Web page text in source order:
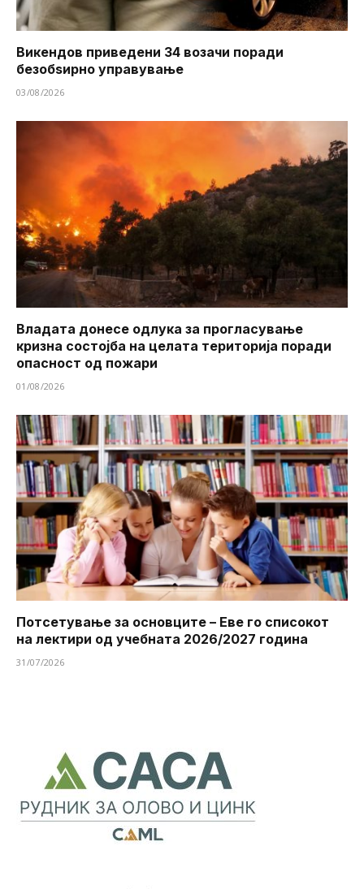
Викендов приведени 34 возачи поради
безобѕирно управување
03/08/2026
Владата донесе одлука за прогласување
кризна состојба на целата територија поради
опасност од пожари
01/08/2026
Потсетување за основците – Еве го списокот
на лектири од учебната 2026/2027 година
31/07/2026